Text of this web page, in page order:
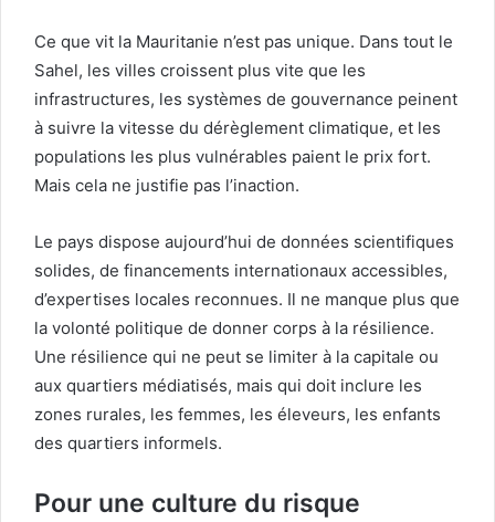
Ce que vit la Mauritanie n’est pas unique. Dans tout le
Sahel, les villes croissent plus vite que les
infrastructures, les systèmes de gouvernance peinent
à suivre la vitesse du dérèglement climatique, et les
populations les plus vulnérables paient le prix fort.
Mais cela ne justifie pas l’inaction.
Le pays dispose aujourd’hui de données scientifiques
solides, de financements internationaux accessibles,
d’expertises locales reconnues. Il ne manque plus que
la volonté politique de donner corps à la résilience.
Une résilience qui ne peut se limiter à la capitale ou
aux quartiers médiatisés, mais qui doit inclure les
zones rurales, les femmes, les éleveurs, les enfants
des quartiers informels.
Pour une culture du risque